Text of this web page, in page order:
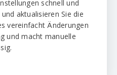
schnell und
aktualisieren Sie die
vereinfacht Änderungen
und macht manuelle